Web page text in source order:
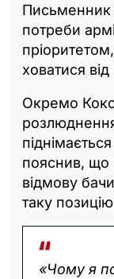
потреби
ховатися
Окремо
пояснив, що
відмову
таку
«Чому я